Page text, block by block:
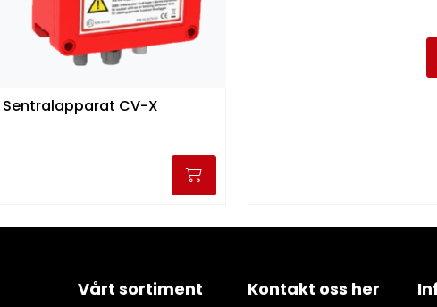
Sentralapparat CV-X
Vårt sortiment Kontakt oss her